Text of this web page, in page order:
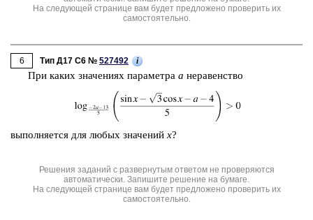
На следующей странице вам будет предложено проверить их
самостоятельно.
6 Тип Д17 C6 № 527492 i
При каких зна­че­ни­ях па­ра­мет­ра a не­ра­вен­ство
вы­пол­ня­ет­ся для любых зна­че­ний x?
Решения заданий с развернутым ответом не проверяются
автоматически. Запишите решение на бумаге.
На следующей странице вам будет предложено проверить их
самостоятельно.